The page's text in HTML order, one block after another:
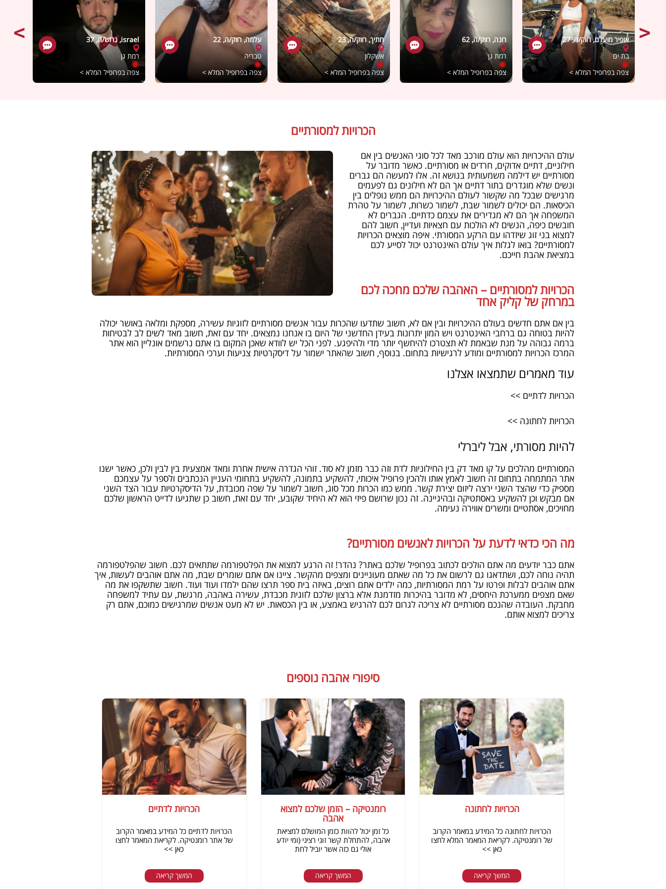
israel, גרוש/ה, 37
רמת גן
צפה בפרופיל המלא >
עלמה, רווק/ה, 22
טבריה
צפה בפרופיל המלא >
חתיך, רווק/ה, 23
אשקלון
צפה בפרופיל המלא >
רונה, רווק/ה, 62
רמת גן
צפה בפרופיל המלא >
אופיר מועלם, רווק/ה, 27
בת ים
צפה בפרופיל המלא >
הכרויות למסורתיים
עולם ההיכרויות הוא עולם מורכב מאד לכל סוגי האנשים בין אם
חילוניים, דתיים אדוקים, חרדים או מסורתיים. כאשר מדובר על
מסורתיים יש דילמה משמעותית בנושא זה. אלו למעשה הם גברים
ונשים שלא מוגדרים בתור דתיים אך הם לא חילונים גם לפעמים
מרגישים שבכל מה שקשור לעולם ההיכרויות הם ממש נופלים בין
הכיסאות. הם יכולים לשמור שבת, לשמור כשרות, לשמור על טהרת
המשפחה אך הם לא מגדירים את עצמם כדתיים. הגברים לא
חובשים כיפה, הנשים לא הולכות עם חצאיות ועדיין, חשוב להם
למצוא בני זוג שיזדהו עם הרקע המסורתי. איפה מוצאים הכרויות
למסורתיים? בואו לגלות איך עולם האינטרנט יכול לסייע לכם
במציאת אהבת חייכם.
הכרויות למסורתיים – האהבה שלכם מחכה לכם
במרחק של קליק אחד
בין אם אתם חדשים בעולם ההיכרויות ובין אם לא, חשוב שתדעו שהכרות עבור אנשים מסורתיים לזוגיות עשירה, מספקת ומלאה באושר יכולה
להיות בטוחה גם ברחבי האינטרנט ויש המון יתרונות בעידן החדשני של היום בו אנחנו נמצאים. יחד עם זאת, חשוב מאד לשים לב לבטיחות
ברמה גבוהה על מנת שבאמת לא תצטרכו להיחשף יותר מדי ולהיפגע. לפני הכל יש לוודא שאכן המקום בו אתם נרשמים אונליין הוא אתר
המרכז הכרויות למסורתיים ומודע לרגישיות בתחום. בנוסף, חשוב שהאתר ישמור על דיסקרטיות צניעות וערכי המסורתיות.
עוד מאמרים שתמצאו אצלנו
הכרויות לדתיים >>
הכרויות לחתונה >>
להיות מסורתי, אבל ליברלי
המסורתיים מהלכים על קו מאד דק בין החילוניות לדת וזה כבר מזמן לא סוד. זוהי הגדרה אישית אחרת ומאד אמצעית בין לבין ולכן, כאשר ישנו
אתר המתמחה בתחום זה חשוב לאמץ אותו ולהכין פרופיל איכותי, להשקיע בתמונה, להשקיע בתחומי העניין הנכתבים ולספר על עצמכם
מספיק כדי שהצד השני ירצה ליזום יצירת קשר. ממש כמו הכרות מכל סוג, חשוב לשמור על שפה מכובדת, על הדיסקרטיות עבור הצד השני
אם מבקש וכן להשקיע באסתטיקה ובהיגיינה. זה נכון שרושם פיזי הוא לא היחיד שקובע, יחד עם זאת, חשוב כן שתגיעו לדייט הראשון שלכם
מחויכים, אסתטיים ומשרים אווירה נעימה.
מה הכי כדאי לדעת על הכרויות לאנשים מסורתיים?
אתם כבר יודעים מה אתם הולכים לכתוב בפרופיל שלכם באתר? נהדר! זה הרגע למצוא את הפלטפורמה שתתאים לכם. חשוב שהפלטפורמה
תהיה נוחה לכם, ושתדאגו גם לרשום את כל מה שאתם מעוניינים ומצפים מהקשר. ציינו אם אתם שומרים שבת, מה אתם אוהבים לעשות, איך
אתם אוהבים לבלות ופרטו על רמת המסורתיות, כמה ילדים אתם רוצים, באיזה בית ספר תרצו שהם ילמדו ועוד ועוד. חשוב שתשקפו את מה
שאם מצפים ממערכת היחסים, לא מדובר בהיכרות מזדמנת אלא ברצון שלכם לזוגית מכבדת, עשירה באהבה, מרגשת, עם עתיד למשפחה
מחבקת. העובדה שהנכם מסורתיים לא צריכה לגרום לכם להרגיש באמצע, או בין הכסאות. יש לא מעט אנשים שמרגישים כמוכם, אתם רק
צריכים למצוא אותם.
סיפורי אהבה נוספים
הכרויות לחתונה
הכרויות לחתונה כל המידע במאמר הקרוב
של רומנטיקה. לקריאת המאמר המלא לחצו
כאן >>
המשך קריאה
רומנטיקה – הזמן שלכם למצוא
אהבה
כל זמן יכול להוות כזמן המושלם למציאת
אהבה, להתחלת קשר זוגי רציני (ומי יודע
אולי גם כזה אשר יוביל לחת
המשך קריאה
הכרויות לדתיים
הכרויות לדתיים כל המידע במאמר הקרוב
של אתר רומנטיקה. לקריאת המאמר לחצו
כאן >>
המשך קריאה